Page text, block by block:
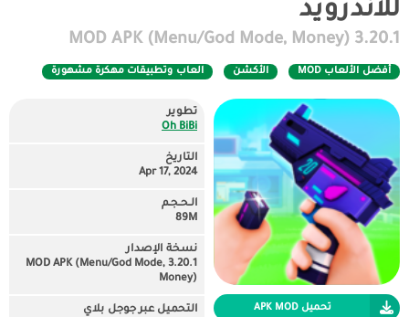
للاندرويد
3.20.1 MOD APK (Menu/God Mode, Money)
أفضل الألعاب MOD الأكشن العاب وتطبيقات مهكرة مشهورة
تحميل APK MOD
تطوير
Oh BiBi
التاريخ
Apr 17, 2024
الـحـجـم
89M
نسخة الإصدار
3.20.1 MOD APK (Menu/God Mode,
Money)
التحميل عبر جوجل بلاي